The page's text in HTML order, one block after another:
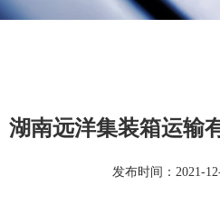
湖南远洋集装箱运输
发布时间：2021-